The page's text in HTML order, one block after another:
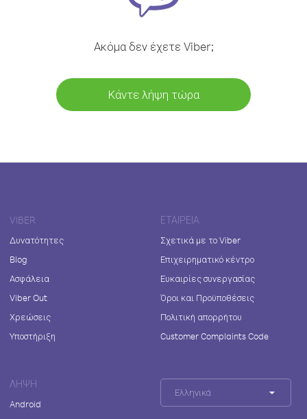
Ακόμα δεν έχετε Viber;
Κάντε λήψη τώρα
VIBER
Δυνατότητες
Blog
Ασφάλεια
Viber Out
Χρεώσεις
Υποστήριξη
ΕΤΑΙΡΕΊΑ
Σχετικά με το Viber
Επιχειρηματικό κέντρο
Ευκαιρίες συνεργασίας
Όροι και Προϋποθέσεις
Πολιτική απορρήτου
Customer Complaints Code
ΛΉΨΗ
Android
Ελληνικά